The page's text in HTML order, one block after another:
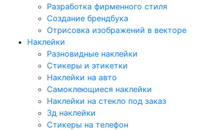
Разработка фирменного стиля
Создание брендбука
Отрисовка изображений в векторе
Наклейки
Разновидные наклейки
Стикеры и этикетки
Наклейки на авто
Самоклеющиеся наклейки
Наклейки на стекло под заказ
3д наклейки
Cтикеры на телефон